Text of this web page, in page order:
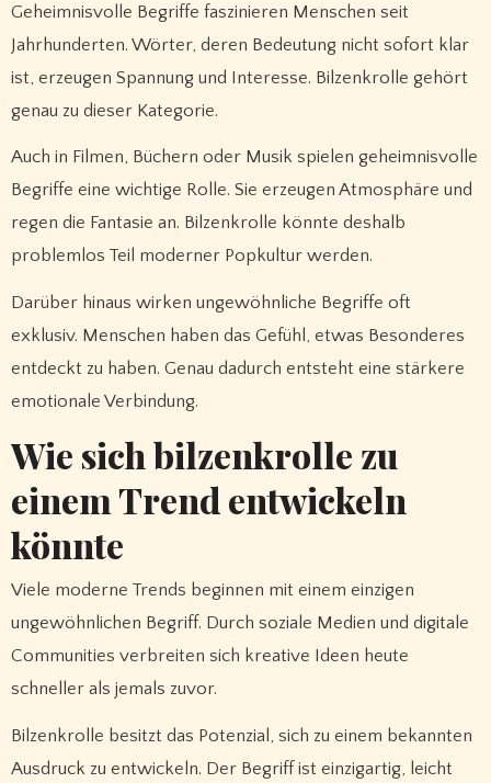
Geheimnisvolle Begriffe faszinieren Menschen seit
Jahrhunderten. Wörter, deren Bedeutung nicht sofort klar
ist, erzeugen Spannung und Interesse. Bilzenkrolle gehört
genau zu dieser Kategorie.
Auch in Filmen, Büchern oder Musik spielen geheimnisvolle
Begriffe eine wichtige Rolle. Sie erzeugen Atmosphäre und
regen die Fantasie an. Bilzenkrolle könnte deshalb
problemlos Teil moderner Popkultur werden.
Darüber hinaus wirken ungewöhnliche Begriffe oft
exklusiv. Menschen haben das Gefühl, etwas Besonderes
entdeckt zu haben. Genau dadurch entsteht eine stärkere
emotionale Verbindung.
Wie sich bilzenkrolle zu
einem Trend entwickeln
könnte
Viele moderne Trends beginnen mit einem einzigen
ungewöhnlichen Begriff. Durch soziale Medien und digitale
Communities verbreiten sich kreative Ideen heute
schneller als jemals zuvor.
Bilzenkrolle besitzt das Potenzial, sich zu einem bekannten
Ausdruck zu entwickeln. Der Begriff ist einzigartig, leicht